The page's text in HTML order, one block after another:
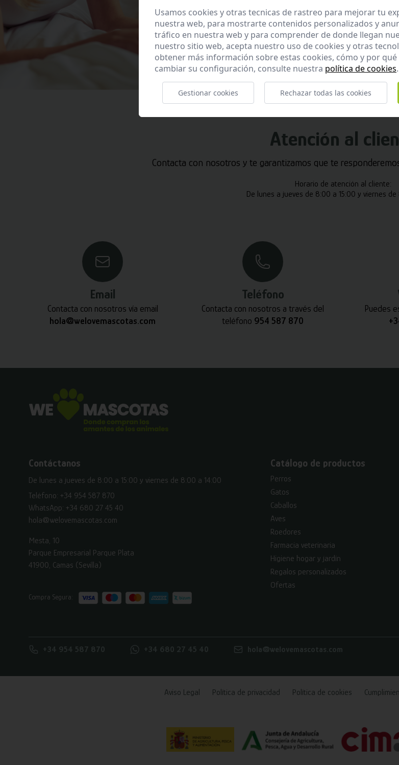
Atención al
Contacta con nosotros y te garantizamos que te
Horario de atención al cliente:
De lunes a jueves de 8:00 a 15:00 y viernes
Email
Contacta con nosotros vía email
hola@welovemascotas.com
Teléfono
Contacta con nosotros a través del
teléfono 954 587 870
Puedes
Contáctanos
De lunes a jueves de 8:00 a 15:00 y viernes de 8:00 a 14:00
Teléfono: +34 954 587 870
WhatsApp: +34 680 27 45 40
hola@welovemascotas.com
Mesta, 10
Parque Empresarial Parque Plata
41900, Camas (Sevilla)
Compra Segura:
Catálogo de productos
Perros
Gatos
Caballos
Aves
Roedores
Farmacia veterinaria
Higiene hogar y jardín
Regalos personalizados
Ofertas
+34 954 587 870 +34 680 27 45 40 hola@welovemascotas.com
Aviso Legal Política de privacidad Política de cookies
Usamos cookies y otras tecnicas de rastreo para mejorar tu
nuestra web, para mostrarte contenidos personalizados y
tráfico en nuestra web y para comprender de donde llegan
nuestro sitio web, acepta nuestro uso de cookies y otras
obtener más información sobre estas cookies, cómo y por
cambiar su configuración, consulte nuestra política de cookies.
Gestionar cookies Rechazar todas las cookies